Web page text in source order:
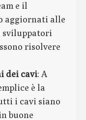
e il
aggiornati alle
sviluppatori
risolvere
dei cavi: A
è la
i cavi siano
buone